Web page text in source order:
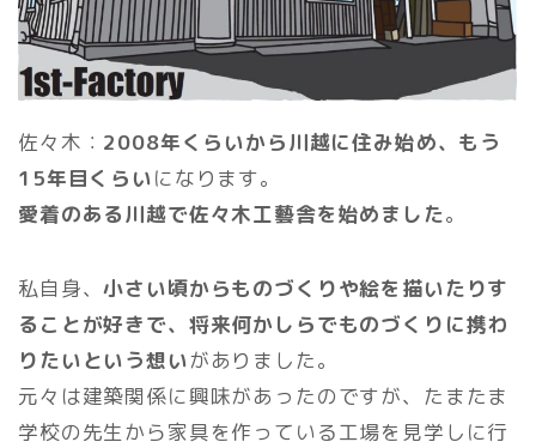
佐々木： 2008年くらいから川越に住み始め、もう
15年目くらいになります。
愛着のある川越で佐々木工藝舎を始めました。
私自身、小さい頃からものづくりや絵を描いたりす
ることが好きで、将来何かしらでものづくりに携わ
りたいという想いがありました。
元々は建築関係に興味があったのですが、たまたま
学校の先生から家具を作っている工場を見学しに行